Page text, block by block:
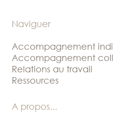
Naviguer
Accompagnement
Accompagnement
Relations au travail
Ressources
A propos...